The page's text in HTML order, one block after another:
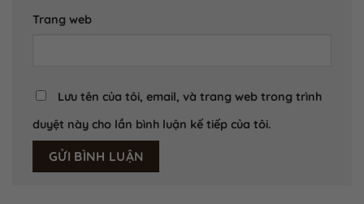
Trang web
Lưu tên của tôi, email, và trang web trong trình
duyệt này cho lần bình luận kế tiếp của tôi.